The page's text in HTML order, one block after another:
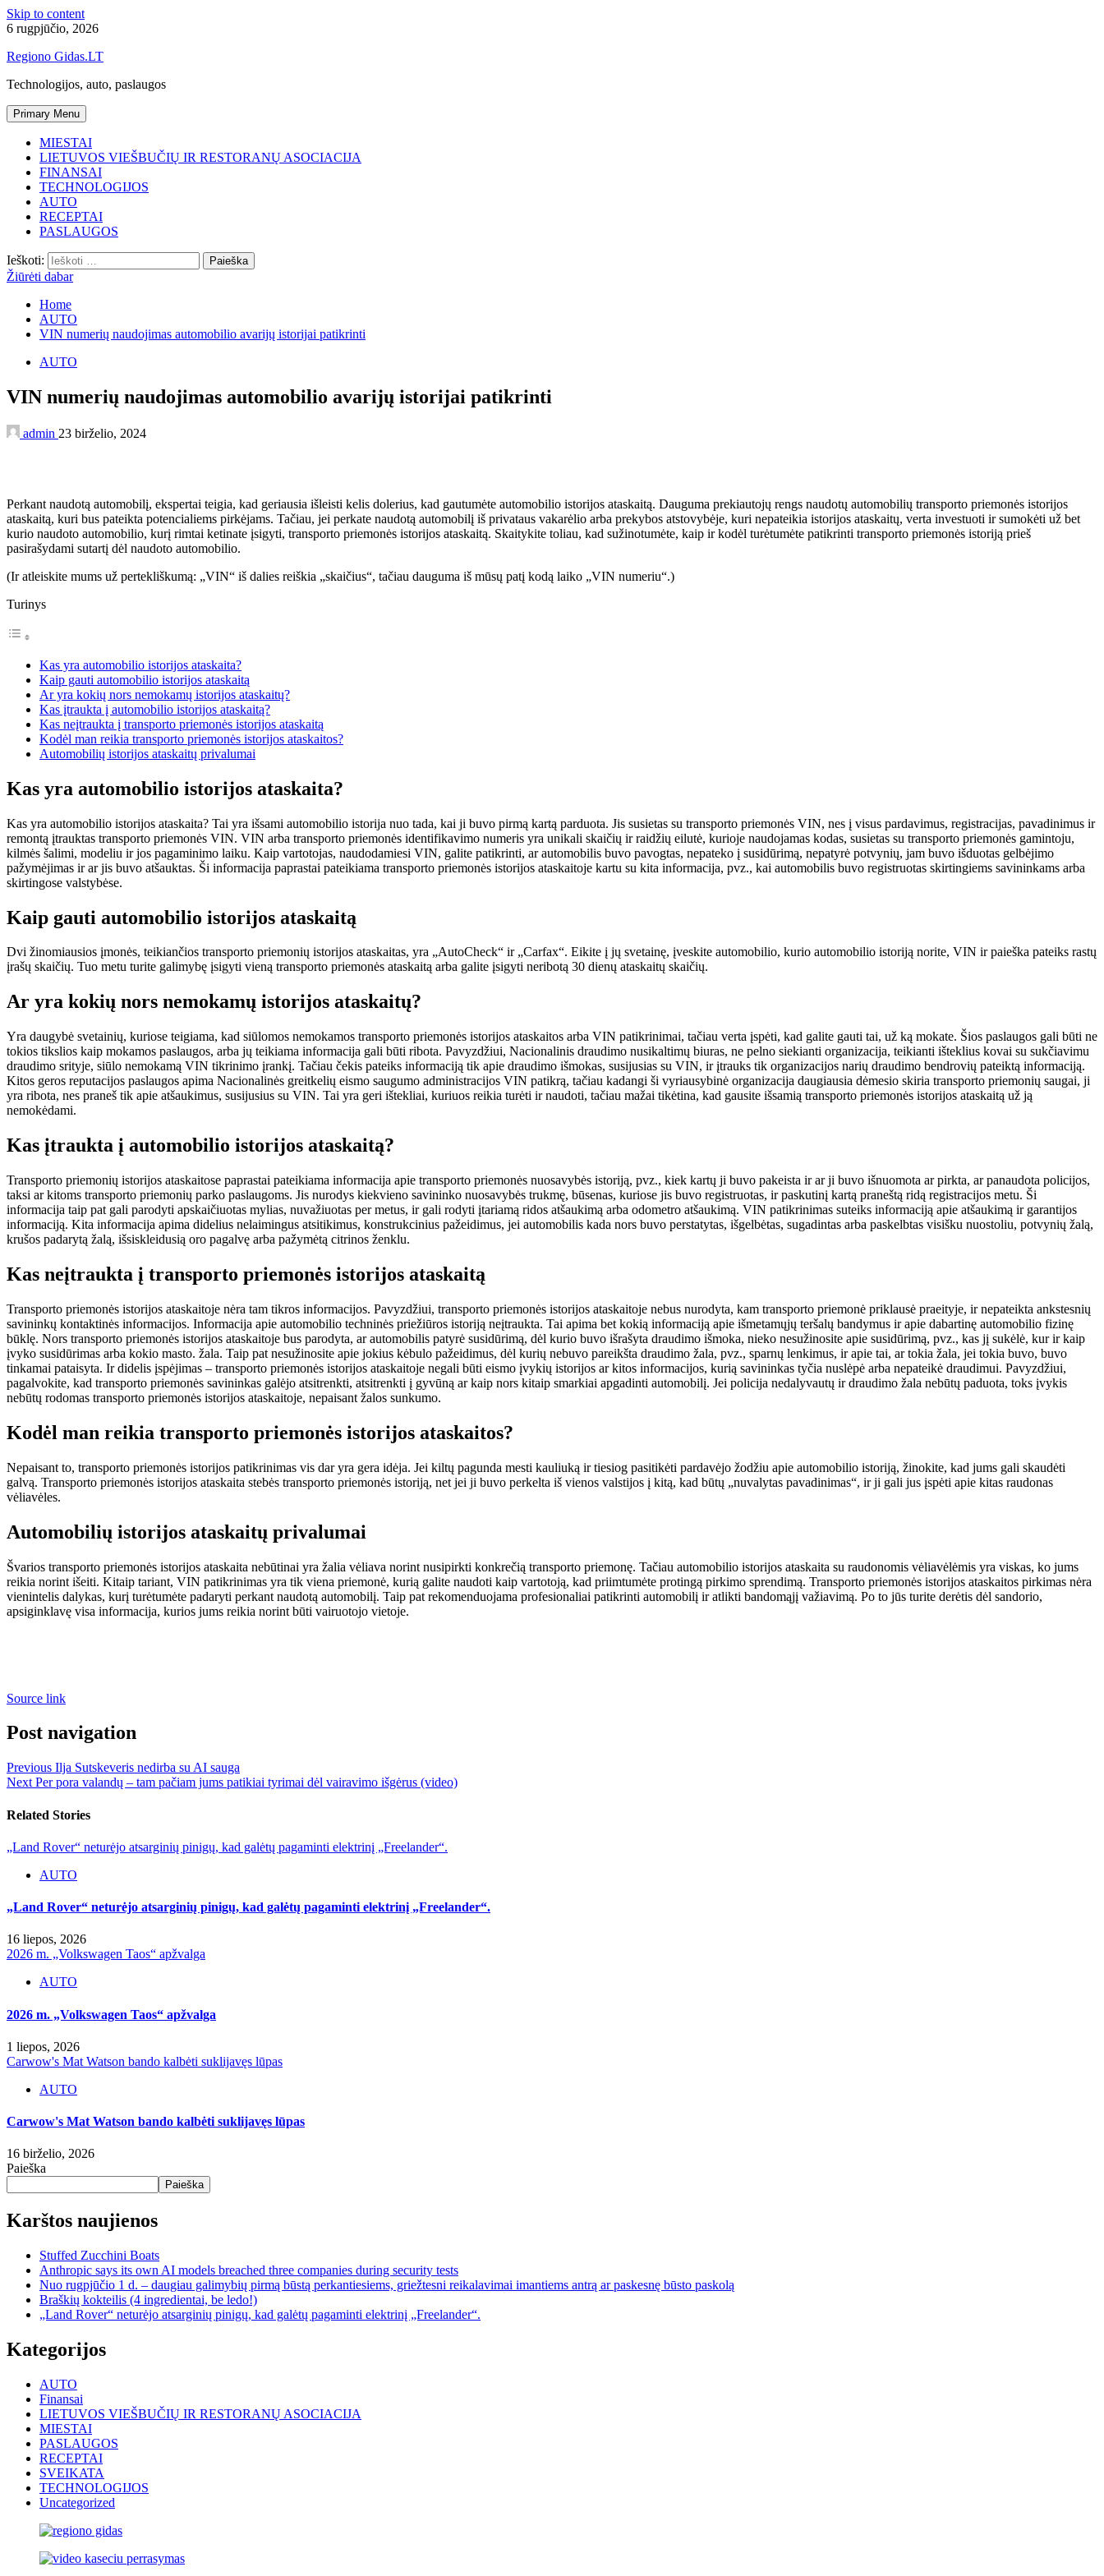
Skip to content
6 rugpjūčio, 2026
Regiono Gidas.LT
Technologijos, auto, paslaugos
Primary Menu
MIESTAI
LIETUVOS VIEŠBUČIŲ IR RESTORANŲ ASOCIACIJA
FINANSAI
TECHNOLOGIJOS
AUTO
RECEPTAI
PASLAUGOS
Ieškoti:
Žiūrėti dabar
Home
AUTO
VIN numerių naudojimas automobilio avarijų istorijai patikrinti
AUTO
VIN numerių naudojimas automobilio avarijų istorijai patikrinti
admin 23 birželio, 2024
Perkant naudotą automobilį, ekspertai teigia, kad geriausia išleisti kelis dolerius, kad gautumėte automobilio istorijos ataskaitą. Dauguma prekiautojų rengs naudotų automobilių transporto priemonės istorijos
ataskaitą, kuri bus pateikta potencialiems pirkėjams. Tačiau, jei perkate naudotą automobilį iš privataus vakarėlio arba prekybos atstovybėje, kuri nepateikia istorijos ataskaitų, verta investuoti ir sumokėti už bet
kurio naudoto automobilio, kurį rimtai ketinate įsigyti, transporto priemonės istorijos ataskaitą. Skaitykite toliau, kad sužinotumėte, kaip ir kodėl turėtumėte patikrinti transporto priemonės istoriją prieš
pasirašydami sutartį dėl naudoto automobilio.
(Ir atleiskite mums už pertekliškumą: „VIN“ iš dalies reiškia „skaičius“, tačiau dauguma iš mūsų patį kodą laiko „VIN numeriu“.)
Turinys
Kas yra automobilio istorijos ataskaita?
Kaip gauti automobilio istorijos ataskaitą
Ar yra kokių nors nemokamų istorijos ataskaitų?
Kas įtraukta į automobilio istorijos ataskaitą?
Kas neįtraukta į transporto priemonės istorijos ataskaitą
Kodėl man reikia transporto priemonės istorijos ataskaitos?
Automobilių istorijos ataskaitų privalumai
Kas yra automobilio istorijos ataskaita?
Kas yra automobilio istorijos ataskaita? Tai yra išsami automobilio istorija nuo tada, kai ji buvo pirmą kartą parduota. Jis susietas su transporto priemonės VIN, nes į visus pardavimus, registracijas, pavadinimus ir
remontą įtrauktas transporto priemonės VIN. VIN arba transporto priemonės identifikavimo numeris yra unikali skaičių ir raidžių eilutė, kurioje naudojamas kodas, susietas su transporto priemonės gamintoju,
kilmės šalimi, modeliu ir jos pagaminimo laiku. Kaip vartotojas, naudodamiesi VIN, galite patikrinti, ar automobilis buvo pavogtas, nepateko į susidūrimą, nepatyrė potvynių, jam buvo išduotas gelbėjimo
pažymėjimas ir ar jis buvo atšauktas. Ši informacija paprastai pateikiama transporto priemonės istorijos ataskaitoje kartu su kita informacija, pvz., kai automobilis buvo registruotas skirtingiems savininkams arba
skirtingose ​​valstybėse.
Kaip gauti automobilio istorijos ataskaitą
Dvi žinomiausios įmonės, teikiančios transporto priemonių istorijos ataskaitas, yra „AutoCheck“ ir „Carfax“. Eikite į jų svetainę, įveskite automobilio, kurio automobilio istoriją norite, VIN ir paieška pateiks rastų
įrašų skaičių. Tuo metu turite galimybę įsigyti vieną transporto priemonės ataskaitą arba galite įsigyti neribotą 30 dienų ataskaitų skaičių.
Ar yra kokių nors nemokamų istorijos ataskaitų?
Yra daugybė svetainių, kuriose teigiama, kad siūlomos nemokamos transporto priemonės istorijos ataskaitos arba VIN patikrinimai, tačiau verta įspėti, kad galite gauti tai, už ką mokate. Šios paslaugos gali būti ne
tokios tikslios kaip mokamos paslaugos, arba jų teikiama informacija gali būti ribota. Pavyzdžiui, Nacionalinis draudimo nusikaltimų biuras, ne pelno siekianti organizacija, teikianti išteklius kovai su sukčiavimu
draudimo srityje, siūlo nemokamą VIN tikrinimo įrankį. Tačiau čekis pateiks informaciją tik apie draudimo išmokas, susijusias su VIN, ir įtrauks tik organizacijos narių draudimo bendrovių pateiktą informaciją.
Kitos geros reputacijos paslaugos apima Nacionalinės greitkelių eismo saugumo administracijos VIN patikrą, tačiau kadangi ši vyriausybinė organizacija daugiausia dėmesio skiria transporto priemonių saugai, ji
yra ribota, nes praneš tik apie atšaukimus, susijusius su VIN. Tai yra geri ištekliai, kuriuos reikia turėti ir naudoti, tačiau mažai tikėtina, kad gausite išsamią transporto priemonės istorijos ataskaitą už ją
nemokėdami.
Kas įtraukta į automobilio istorijos ataskaitą?
Transporto priemonių istorijos ataskaitose paprastai pateikiama informacija apie transporto priemonės nuosavybės istoriją, pvz., kiek kartų ji buvo pakeista ir ar ji buvo išnuomota ar pirkta, ar panaudota policijos,
taksi ar kitoms transporto priemonių parko paslaugoms. Jis nurodys kiekvieno savininko nuosavybės trukmę, būsenas, kuriose jis buvo registruotas, ir paskutinį kartą praneštą ridą registracijos metu. Ši
informacija taip pat gali parodyti apskaičiuotas mylias, nuvažiuotas per metus, ir gali rodyti įtariamą ridos atšaukimą arba odometro atšaukimą. VIN patikrinimas suteiks informaciją apie atšaukimą ir garantijos
informaciją. Kita informacija apima didelius nelaimingus atsitikimus, konstrukcinius pažeidimus, jei automobilis kada nors buvo perstatytas, išgelbėtas, sugadintas arba paskelbtas visišku nuostoliu, potvynių žalą,
krušos padarytą žalą, išsiskleidusią oro pagalvę arba pažymėtą citrinos ženklu.
Kas neįtraukta į transporto priemonės istorijos ataskaitą
Transporto priemonės istorijos ataskaitoje nėra tam tikros informacijos. Pavyzdžiui, transporto priemonės istorijos ataskaitoje nebus nurodyta, kam transporto priemonė priklausė praeityje, ir nepateikta ankstesnių
savininkų kontaktinės informacijos. Informacija apie automobilio techninės priežiūros istoriją neįtraukta. Tai apima bet kokią informaciją apie išmetamųjų teršalų bandymus ir apie dabartinę automobilio fizinę
būklę. Nors transporto priemonės istorijos ataskaitoje bus parodyta, ar automobilis patyrė susidūrimą, dėl kurio buvo išrašyta draudimo išmoka, nieko nesužinosite apie susidūrimą, pvz., kas jį sukėlė, kur ir kaip
įvyko susidūrimas arba kokio masto. žala. Taip pat nesužinosite apie jokius kėbulo pažeidimus, dėl kurių nebuvo pareikšta draudimo žala, pvz., sparnų lenkimus, ir apie tai, ar tokia žala, jei tokia buvo, buvo
tinkamai pataisyta. Ir didelis įspėjimas – transporto priemonės istorijos ataskaitoje negali būti eismo įvykių istorijos ar kitos informacijos, kurią savininkas tyčia nuslėpė arba nepateikė draudimui. Pavyzdžiui,
pagalvokite, kad transporto priemonės savininkas galėjo atsitrenkti, atsitrenkti į gyvūną ar kaip nors kitaip smarkiai apgadinti automobilį. Jei policija nedalyvautų ir draudimo žala nebūtų paduota, toks įvykis
nebūtų rodomas transporto priemonės istorijos ataskaitoje, nepaisant žalos sunkumo.
Kodėl man reikia transporto priemonės istorijos ataskaitos?
Nepaisant to, transporto priemonės istorijos patikrinimas vis dar yra gera idėja. Jei kiltų pagunda mesti kauliuką ir tiesiog pasitikėti pardavėjo žodžiu apie automobilio istoriją, žinokite, kad jums gali skaudėti
galvą. Transporto priemonės istorijos ataskaita stebės transporto priemonės istoriją, net jei ji buvo perkelta iš vienos valstijos į kitą, kad būtų „nuvalytas pavadinimas“, ir ji gali jus įspėti apie kitas raudonas
vėliavėles.
Automobilių istorijos ataskaitų privalumai
Švarios transporto priemonės istorijos ataskaita nebūtinai yra žalia vėliava norint nusipirkti konkrečią transporto priemonę. Tačiau automobilio istorijos ataskaita su raudonomis vėliavėlėmis yra viskas, ko jums
reikia norint išeiti. Kitaip tariant, VIN patikrinimas yra tik viena priemonė, kurią galite naudoti kaip vartotoją, kad priimtumėte protingą pirkimo sprendimą. Transporto priemonės istorijos ataskaitos pirkimas nėra
vienintelis dalykas, kurį turėtumėte padaryti perkant naudotą automobilį. Taip pat rekomenduojama profesionaliai patikrinti automobilį ir atlikti bandomąjį važiavimą. Po to jūs turite derėtis dėl sandorio,
apsiginklavę visa informacija, kurios jums reikia norint būti vairuotojo vietoje.
Source link
Post navigation
Previous Ilja Sutskeveris nedirba su AI sauga
Next Per pora valandų – tam pačiam jums patikiai tyrimai dėl vairavimo išgėrus (video)
Related Stories
„Land Rover“ neturėjo atsarginių pinigų, kad galėtų pagaminti elektrinį „Freelander“.
AUTO
„Land Rover“ neturėjo atsarginių pinigų, kad galėtų pagaminti elektrinį „Freelander“.
16 liepos, 2026
2026 m. „Volkswagen Taos“ apžvalga
AUTO
2026 m. „Volkswagen Taos“ apžvalga
1 liepos, 2026
Carwow's Mat Watson bando kalbėti suklijavęs lūpas
AUTO
Carwow's Mat Watson bando kalbėti suklijavęs lūpas
16 birželio, 2026
Paieška
Paieška
Karštos naujienos
Stuffed Zucchini Boats
Anthropic says its own AI models breached three companies during security tests
Nuo rugpjūčio 1 d. – daugiau galimybių pirmą būstą perkantiesiems, griežtesni reikalavimai imantiems antrą ar paskesnę būsto paskolą
Braškių kokteilis (4 ingredientai, be ledo!)
„Land Rover“ neturėjo atsarginių pinigų, kad galėtų pagaminti elektrinį „Freelander“.
Kategorijos
AUTO
Finansai
LIETUVOS VIEŠBUČIŲ IR RESTORANŲ ASOCIACIJA
MIESTAI
PASLAUGOS
RECEPTAI
SVEIKATA
TECHNOLOGIJOS
Uncategorized